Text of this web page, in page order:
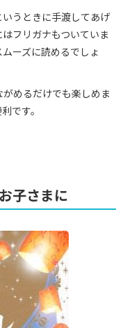
いうときに手渡してあげ
フリガナもついていま
ーズに読めるでしょ
めるだけでも楽しめま
です。
子さまに